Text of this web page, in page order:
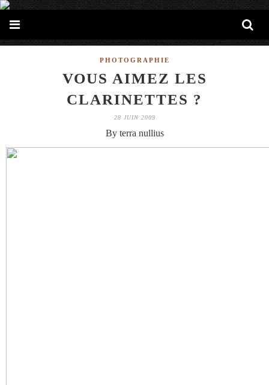
PHOTOGRAPHIE
VOUS AIMEZ LES
CLARINETTES ?
28 JUIN 2009
By terra nullius